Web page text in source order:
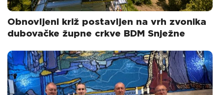
Obnovljeni križ postavljen na vrh zvonika
dubovačke župne crkve BDM Snježne